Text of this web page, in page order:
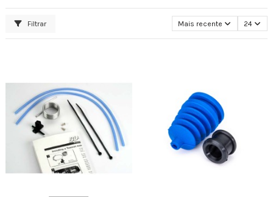
Filtrar Mais recente 24